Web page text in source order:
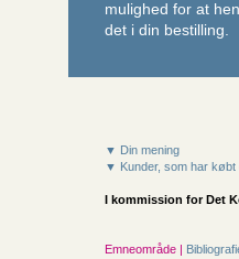
mulighed for at
det i din bestilling.
▼ Din mening
▼ Kunder, som har købt
I kommission forDet
Emneområde |